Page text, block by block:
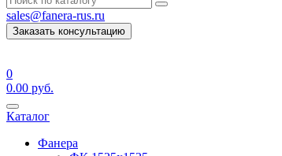
sales@fanera-rus.ru
Заказать консультацию
0
0.00 руб.
Каталог
Фанера